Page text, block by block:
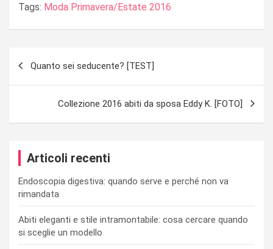
Tags: Moda Primavera/Estate 2016
articoli
Quanto sei seducente? [TEST]
Collezione 2016 abiti da sposa Eddy K. [FOTO]
Articoli recenti
Endoscopia digestiva: quando serve e perché non va
rimandata
Abiti eleganti e stile intramontabile: cosa cercare quando
si sceglie un modello